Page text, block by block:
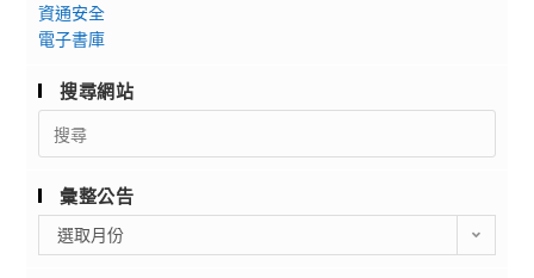
資通安全
電子書庫
搜尋網站
Search
for:
彙整公告
整
選取月份